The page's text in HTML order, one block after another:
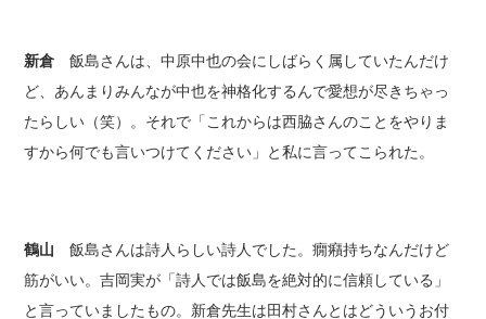
新倉 飯島さんは、中原中也の会にしばらく属していたんだけ
ど、あんまりみんなが中也を神格化するんで愛想が尽きちゃっ
たらしい（笑）。それで「これからは西脇さんのことをやりま
すから何でも言いつけてください」と私に言ってこられた。
鶴山 飯島さんは詩人らしい詩人でした。癇癪持ちなんだけど
筋がいい。吉岡実が「詩人では飯島を絶対的に信頼している」
と言っていましたもの。新倉先生は田村さんとはどういうお付